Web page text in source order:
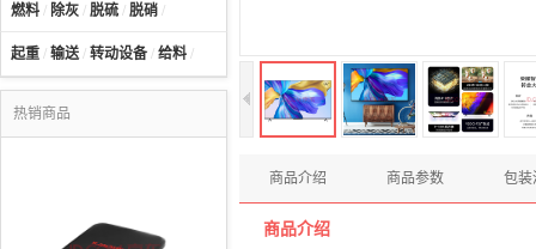
燃料 / 除灰 / 脱硫 / 脱硝 /
起重 / 输送/ 转动设备 / 给料 /
热销商品
商品介绍 商品参数 包装
商品介绍